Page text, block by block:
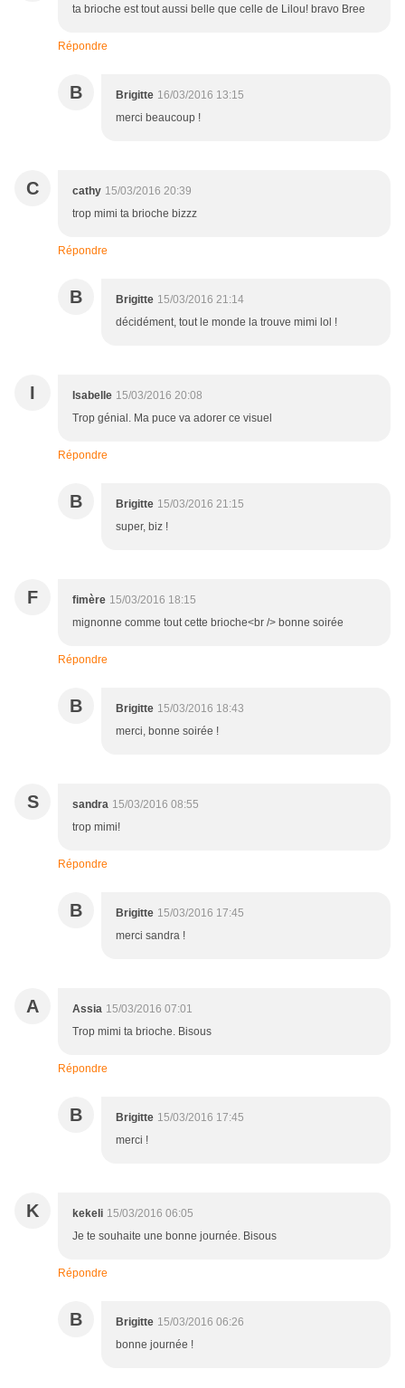
ta brioche est tout aussi belle que celle de Lilou! bravo Bree
Répondre
B Brigitte 16/03/2016 13:15
merci beaucoup !
C cathy 15/03/2016 20:39
trop mimi ta brioche bizzz
Répondre
B Brigitte 15/03/2016 21:14
décidément, tout le monde la trouve mimi lol !
I Isabelle 15/03/2016 20:08
Trop génial. Ma puce va adorer ce visuel
Répondre
B Brigitte 15/03/2016 21:15
super, biz !
F fimère 15/03/2016 18:15
mignonne comme tout cette brioche<br /> bonne soirée
Répondre
B Brigitte 15/03/2016 18:43
merci, bonne soirée !
S sandra 15/03/2016 08:55
trop mimi!
Répondre
B Brigitte 15/03/2016 17:45
merci sandra !
A Assia 15/03/2016 07:01
Trop mimi ta brioche. Bisous
Répondre
B Brigitte 15/03/2016 17:45
merci !
K kekeli 15/03/2016 06:05
Je te souhaite une bonne journée. Bisous
Répondre
B Brigitte 15/03/2016 06:26
bonne journée !